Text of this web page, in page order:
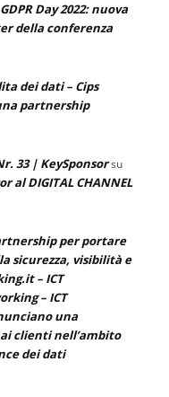
GDPR Day 2022: nuova
della conferenza
dei dati – Cips
partnership
33 | KeySponsorsu
al DIGITAL CHANNEL
per portare
sicurezza, visibilità e
– ICT
– ICT
una
clienti nell’ambito
dei dati